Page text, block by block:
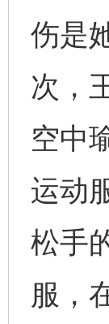
伤是
次，
空中
运动
松手
服，